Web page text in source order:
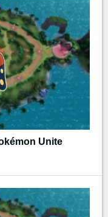
Unite